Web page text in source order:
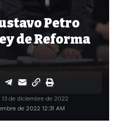
Petro
de Reforma
de 2022 12:31 AM
13 de diciembre de 2022